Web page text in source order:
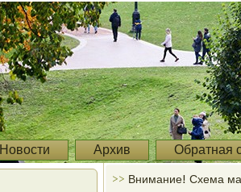
Новости Архив Обратная
>> Внимание! Схема